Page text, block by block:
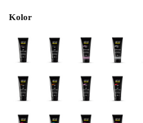
Kolor